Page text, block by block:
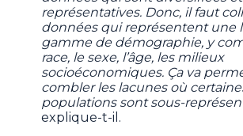
représentatives. Donc, il faut
données qui représentent une
gamme de démographie, y
race, le sexe, l’âge, les milieux
socioéconomiques. Ça va
combler les lacunes où
populations sont sous-
explique-t-il.